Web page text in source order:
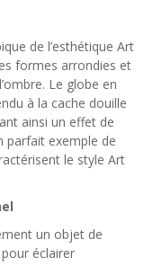
de l’esthétique Art
formes arrondies et
Le globe en
à la cache douille
ainsi un effet de
parfait exemple de
le style Art
un objet de
éclairer